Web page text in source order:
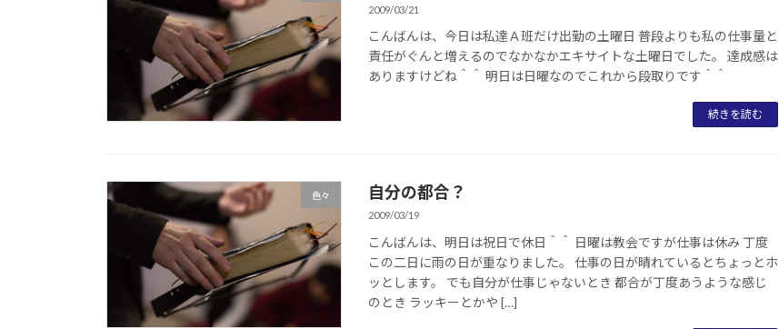
2009/03/21
こんばんは、今日は私達Ａ班だけ出勤の土曜日 普段よりも私の仕事量と
責任がぐんと増えるのでなかなかエキサイトな土曜日でした。 達成感は
ありますけどね＾＾ 明日は日曜なのでこれから段取りです＾＾
続きを読む
色々 自分の都合？
2009/03/19
こんばんは、明日は祝日で休日＾＾ 日曜は教会ですが仕事は休み 丁度
この二日に雨の日が重なりました。 仕事の日が晴れているとちょっとホ
ッとします。 でも自分が仕事じゃないとき 都合が丁度あうような感じ
のとき ラッキーとかや […]